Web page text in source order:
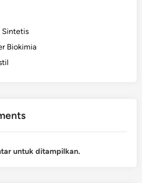
Sintetis
Biokimia
untuk ditampilkan.